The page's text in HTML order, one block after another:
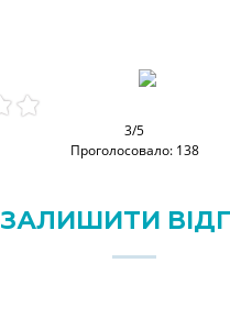
3/5
Проголосовало: 138
ЗАЛИШИТИ